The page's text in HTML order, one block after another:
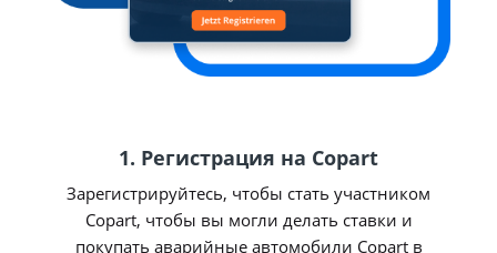
1. Регистрация на Copart
Зарегистрируйтесь, чтобы стать участником
Copart, чтобы вы могли делать ставки и
покупать аварийные автомобили Copart в